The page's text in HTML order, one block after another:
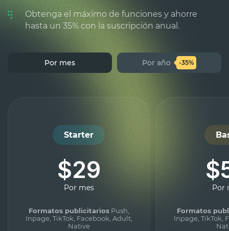
Obtenga el máximo de funciones y ahorre
hasta un 35% con la suscripción anual.
Por mes Por año -35%
Starter
$29
Por mes
Formatos publicitariosPush,
Inpage, TikTok, Facebook, Adult,
Native
Por
Formatos
Inpage, TikTok,